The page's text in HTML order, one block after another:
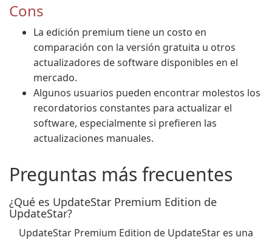
Cons
La edición premium tiene un costo en
comparación con la versión gratuita u otros
actualizadores de software disponibles en el
mercado.
Algunos usuarios pueden encontrar molestos los
recordatorios constantes para actualizar el
software, especialmente si prefieren las
actualizaciones manuales.
Preguntas más frecuentes
¿Qué es UpdateStar Premium Edition de
UpdateStar?
UpdateStar Premium Edition de UpdateStar es una